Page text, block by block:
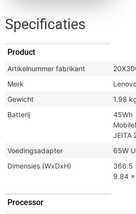
Specificaties
Product
Artikelnummer fabrikant
Merk
Gewicht
1.98
Batterij
45Wh
JEITA
Voedingsadapter
65W
Dimensies (WxDxH)
366.5
9.84 x
Processor